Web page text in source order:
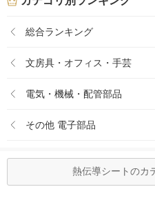
総合ランキング
文房具・オフィス・手芸
電気・機械・配管部品
その他 電子部品
熱伝導シートのカ